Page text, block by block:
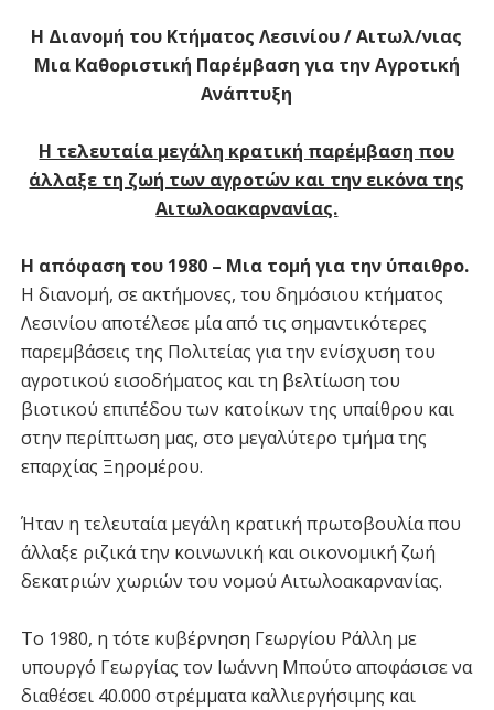
Η Διανομή του Κτήματος Λεσινίου / Αιτωλ/νιας
Μια Καθοριστική Παρέμβαση για την Αγροτική
Ανάπτυξη
Η τελευταία μεγάλη κρατική παρέμβαση που
άλλαξε τη ζωή των αγροτών και την εικόνα της
Αιτωλοακαρνανίας.
Η απόφαση του 1980 – Μια τομή για την ύπαιθρο.
Η διανομή, σε ακτήμονες, του δημόσιου κτήματος
Λεσινίου αποτέλεσε μία από τις σημαντικότερες
παρεμβάσεις της Πολιτείας για την ενίσχυση του
αγροτικού εισοδήματος και τη βελτίωση του
βιοτικού επιπέδου των κατοίκων της υπαίθρου και
στην περίπτωση μας, στο μεγαλύτερο τμήμα της
επαρχίας Ξηρομέρου.
Ήταν η τελευταία μεγάλη κρατική πρωτοβουλία που
άλλαξε ριζικά την κοινωνική και οικονομική ζωή
δεκατριών χωριών του νομού Αιτωλοακαρνανίας.
Το 1980, η τότε κυβέρνηση Γεωργίου Ράλλη με
υπουργό Γεωργίας τον Ιωάννη Μπούτο αποφάσισε να
διαθέσει 40.000 στρέμματα καλλιεργήσιμης και